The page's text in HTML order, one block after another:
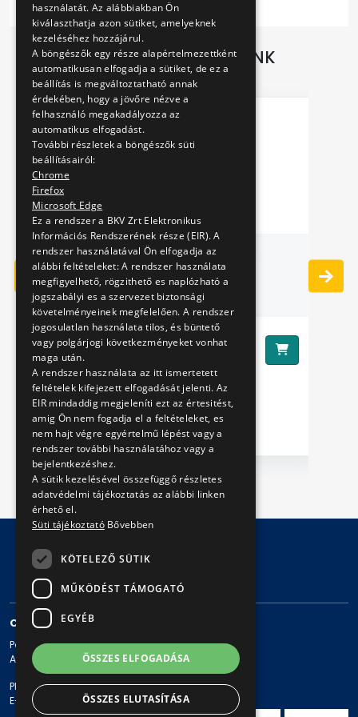
TOVÁBBI AJÁNLATAINK
TRAINS CARD GAME
Ár:1490 Ft
CONTACT
Postal address: 1980 Budapest, Pf. 11.
Address: 1980 Budapest, Akácfa u. 15.
Phone: + 36 1 461-65-00
E-mail address: bkv@bkv.hu
használatát. Az alábbiakban Ön
kiválaszthatja azon sütiket, amelyeknek
kezeléséhez hozzájárul.
A böngészők egy része alapértelmezettként
automatikusan elfogadja a sütiket, de ez a
beállítás is megváltoztatható annak
érdekében, hogy a jövőre nézve a
felhasználó megakadályozza az
automatikus elfogadást.
További részletek a böngészők süti
beállításairól:
Chrome
Firefox
Microsoft Edge
Ez a rendszer a BKV Zrt Elektronikus
Információs Rendszerének része (EIR). A
rendszer használatával Ön elfogadja az
alábbi feltételeket: A rendszer használata
megfigyelhető, rögzithető es naplózható a
jogszabályi es a szervezet biztonsági
követelményeinek megfelelően. A rendszer
jogosulatlan használata tilos, és büntető
vagy polgárjogi következményeket vonhat
maga után.
A rendszer használata az itt ismertetett
feltételek kifejezett elfogadását jelenti. Az
EIR mindaddig megjeleníti ezt az értesitést,
amig Ön nem fogadja el a feltételeket, es
nem hajt végre egyértelmű lépést vagy a
rendszer további használatához vagy a
bejelentkezéshez.
A sütik kezelésével összefüggő részletes
adatvédelmi tájékoztatás az alábbi linken
érhető el.
Süti tájékoztató Bővebben
KÖTELEZŐ SÜTIK
MŰKÖDÉST TÁMOGATÓ
EGYÉB
ÖSSZES ELFOGADÁSA
ÖSSZES ELUTASÍTÁSA